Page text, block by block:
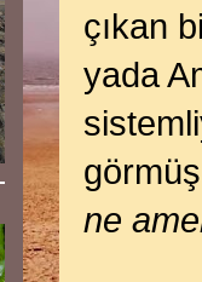
çıkan
yada
ne